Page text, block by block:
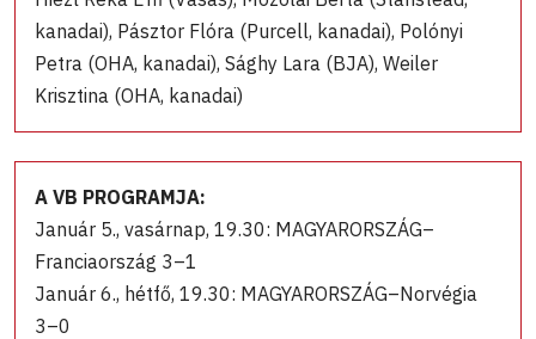
kanadai), Pásztor Flóra (Purcell, kanadai), Polónyi
Petra (OHA, kanadai), Sághy Lara (BJA), Weiler
Krisztina (OHA, kanadai)
A VB PROGRAMJA:
Január 5., vasárnap, 19.30: MAGYARORSZÁG–
Franciaország 3–1
Január 6., hétfő, 19.30: MAGYARORSZÁG–Norvégia
3–0